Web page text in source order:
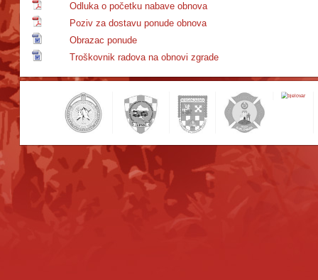
Odluka o početku nabave obnova
Poziv za dostavu ponude obnova
Obrazac ponude
Troškovnik radova na obnovi zgrade